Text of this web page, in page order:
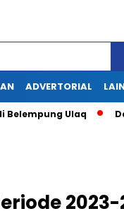
ADVERTORIAL
Ulaq
2023-